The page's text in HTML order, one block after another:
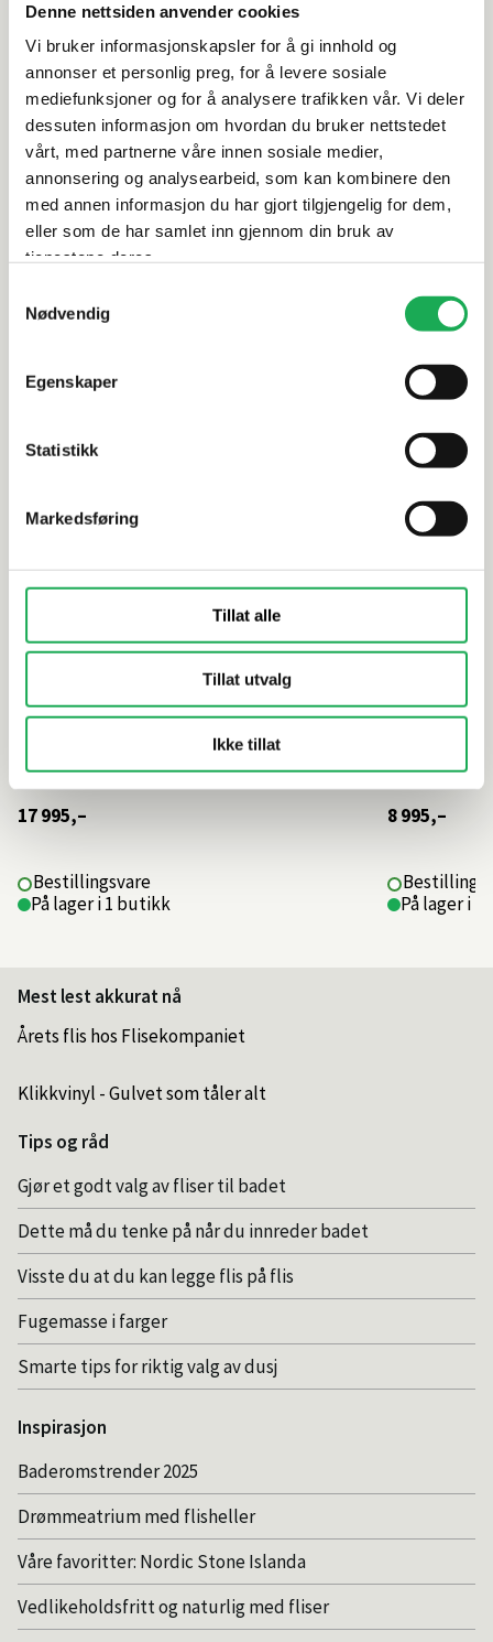
Denne nettsiden anvender cookies
Vi bruker informasjonskapsler for å gi innhold og
annonser et personlig preg, for å levere sosiale
mediefunksjoner og for å analysere trafikken vår. Vi deler
dessuten informasjon om hvordan du bruker nettstedet
vårt, med partnerne våre innen sosiale medier,
annonsering og analysearbeid, som kan kombinere den
med annen informasjon du har gjort tilgjengelig for dem,
eller som de har samlet inn gjennom din bruk av
tjenestene deres.
Nødvendig
Egenskaper
Statistikk
Markedsføring
Tillat alle
Tillat utvalg
Ikke tillat
Spesifikasjoner
Rengjøring og vedlikehold
Leveringsinformasjon
Alternative produkter
Takdusj m/dusjbatteri (komplett)
BESTSELGER
TAPWELL
17 995,–
Bestillingsvare
På lager i 1 butikk
Takdusj
TVM
TAPWELL
8 995,–
På lager i
Mest lest akkurat nå
Årets flis hos Flisekompaniet
Klikkvinyl - Gulvet som tåler alt
Tips og råd
Gjør et godt valg av fliser til badet
Dette må du tenke på når du innreder badet
Visste du at du kan legge flis på flis
Fugemasse i farger
Smarte tips for riktig valg av dusj
Inspirasjon
Baderomstrender 2025
Drømmeatrium med flisheller
Våre favoritter: Nordic Stone Islanda
Vedlikeholdsfritt og naturlig med fliser